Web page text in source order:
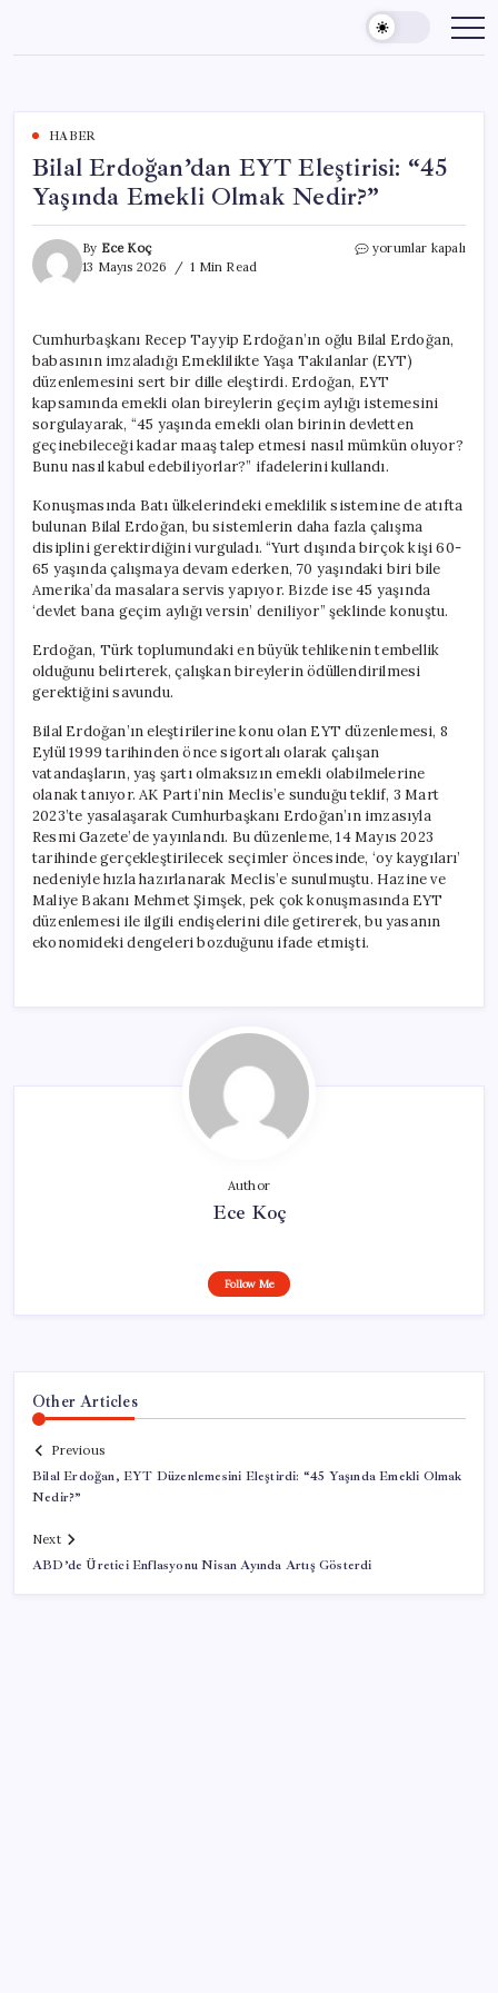
content
HABER
Bilal Erdoğan’dan EYT Eleştirisi: “45
Yaşında Emekli Olmak Nedir?”
By Ece Koç
13 Mayıs 2026
1 Min Read
Bilal
Yaşında
Emekli
Olmak
Nedir?”
için
yorumlar kapalı
Cumhurbaşkanı Recep Tayyip Erdoğan’ın oğlu Bilal Erdoğan,
babasının imzaladığı Emeklilikte Yaşa Takılanlar (EYT)
düzenlemesini sert bir dille eleştirdi. Erdoğan, EYT
kapsamında emekli olan bireylerin geçim aylığı istemesini
sorgulayarak, “45 yaşında emekli olan birinin devletten
geçinebileceği kadar maaş talep etmesi nasıl mümkün oluyor?
Bunu nasıl kabul edebiliyorlar?” ifadelerini kullandı.
Konuşmasında Batı ülkelerindeki emeklilik sistemine de atıfta
bulunan Bilal Erdoğan, bu sistemlerin daha fazla çalışma
disiplini gerektirdiğini vurguladı. “Yurt dışında birçok kişi 60-
65 yaşında çalışmaya devam ederken, 70 yaşındaki biri bile
Amerika’da masalara servis yapıyor. Bizde ise 45 yaşında
‘devlet bana geçim aylığı versin’ deniliyor” şeklinde konuştu.
Erdoğan, Türk toplumundaki en büyük tehlikenin tembellik
olduğunu belirterek, çalışkan bireylerin ödüllendirilmesi
gerektiğini savundu.
Bilal Erdoğan’ın eleştirilerine konu olan EYT düzenlemesi, 8
Eylül 1999 tarihinden önce sigortalı olarak çalışan
vatandaşların, yaş şartı olmaksızın emekli olabilmelerine
olanak tanıyor. AK Parti’nin Meclis’e sunduğu teklif, 3 Mart
2023’te yasalaşarak Cumhurbaşkanı Erdoğan’ın imzasıyla
Resmi Gazete’de yayınlandı. Bu düzenleme, 14 Mayıs 2023
tarihinde gerçekleştirilecek seçimler öncesinde, ‘oy kaygıları’
nedeniyle hızla hazırlanarak Meclis’e sunulmuştu. Hazine ve
Maliye Bakanı Mehmet Şimşek, pek çok konuşmasında EYT
düzenlemesi ile ilgili endişelerini dile getirerek, bu yasanın
ekonomideki dengeleri bozduğunu ifade etmişti.
Author
Ece Koç
Follow Me
Other Articles
Previous
Bilal Erdoğan, EYT Düzenlemesini Eleştirdi: “45 Yaşında Emekli Olmak
Nedir?”
Next
ABD’de Üretici Enflasyonu Nisan Ayında Artış Gösterdi